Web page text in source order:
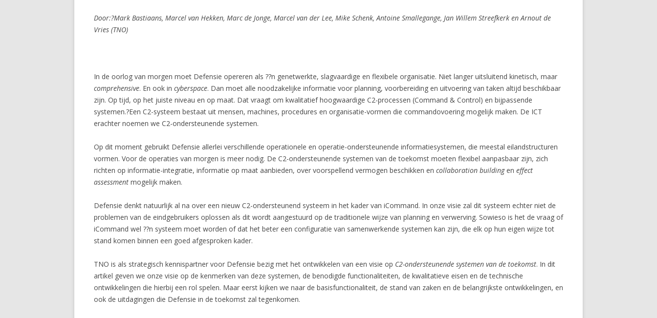
Door:?Mark Bastiaans, Marcel van Hekken, Marc de Jonge, Marcel van der Lee, Mike Schenk, Antoine Smallegange, Jan Willem Streefkerk en Arnout de
Vries (TNO)
In de oorlog van morgen moet Defensie opereren als ??n genetwerkte, slagvaardige en flexibele organisatie. Niet langer uitsluitend kinetisch, maar
comprehensive. En ook in cyberspace. Dan moet alle noodzakelijke informatie voor planning, voorbereiding en uitvoering van taken altijd beschikbaar
zijn. Op tijd, op het juiste niveau en op maat. Dat vraagt om kwalitatief hoogwaardige C2-processen (Command & Control) en bijpassende
systemen.?Een C2-systeem bestaat uit mensen, machines, procedures en organisatie-vormen die commandovoering mogelijk maken. De ICT
erachter noemen we C2-ondersteunende systemen.
Op dit moment gebruikt Defensie allerlei verschillende operationele en operatie-ondersteunende informatiesystemen, die meestal eilandstructuren
vormen. Voor de operaties van morgen is meer nodig. De C2-ondersteunende systemen van de toekomst moeten flexibel aanpasbaar zijn, zich
richten op informatie-integratie, informatie op maat aanbieden, over voorspellend vermogen beschikken en collaboration buildingen effect
assessment mogelijk maken.
Defensie denkt natuurlijk al na over een nieuw C2-ondersteunend systeem in het kader van iCommand. In onze visie zal dit systeem echter niet de
problemen van de eindgebruikers oplossen als dit wordt aangestuurd op de traditionele wijze van planning en verwerving. Sowieso is het de vraag of
iCommand wel ??n systeem moet worden of dat het beter een configuratie van samenwerkende systemen kan zijn, die elk op hun eigen wijze tot
stand komen binnen een goed afgesproken kader.
TNO is als strategisch kennispartner voor Defensie bezig met het ontwikkelen van een visie op C2-ondersteunende systemen van de toekomst. In dit
artikel geven we onze visie op de kenmerken van deze systemen, de benodigde functionaliteiten, de kwalitatieve eisen en de technische
ontwikkelingen die hierbij een rol spelen. Maar eerst kijken we naar de basisfunctionaliteit, de stand van zaken en de belangrijkste ontwikkelingen, en
ook de uitdagingen die Defensie in de toekomst zal tegenkomen.